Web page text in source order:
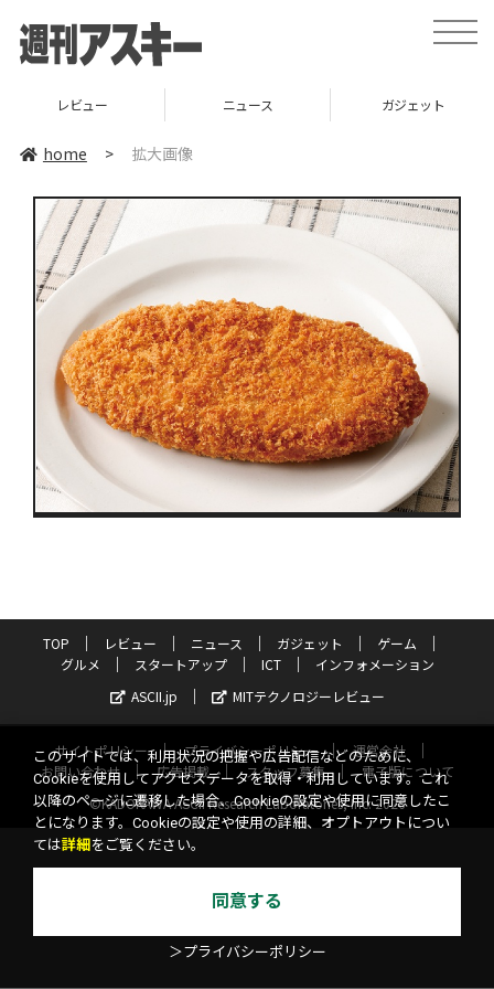
toggle
レビュー ニュース ガジェット
home > 拡大画像
TOP レビュー ニュース ガジェット
ゲーム
グルメ
スタートアップ ICT
インフォメーション
ASCII.jp
MITテクノロジーレビュー
サイトポリシー プライバシーポリシー
運営会社
お問い合わせ
広告掲載 スタッフ募集
電子版について
©KADOKAWA ASCII Research Laboratories, Inc. 2026
このサイトでは、利用状況の把握や広告配信などのために、
Cookieを使用してアクセスデータを取得・利用しています。これ
以降のページに遷移した場合、Cookieの設定や使用に同意したこ
とになります。Cookieの設定や使用の詳細、オプトアウトについ
ては詳細 をご覧ください。
同意する
＞プライバシーポリシー